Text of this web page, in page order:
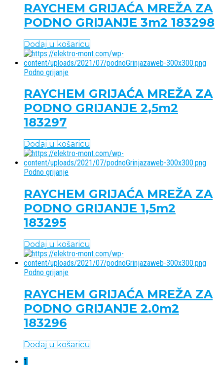
RAYCHEM GRIJAĆA MREŽA ZA
PODNO GRIJANJE 3m2 183298
Dodaj u košaricu
Podno grijanje
RAYCHEM GRIJAĆA MREŽA ZA
PODNO GRIJANJE 2,5m2
183297
Dodaj u košaricu
Podno grijanje
RAYCHEM GRIJAĆA MREŽA ZA
PODNO GRIJANJE 1,5m2
183295
Dodaj u košaricu
Podno grijanje
RAYCHEM GRIJAĆA MREŽA ZA
PODNO GRIJANJE 2.0m2
183296
Dodaj u košaricu
1